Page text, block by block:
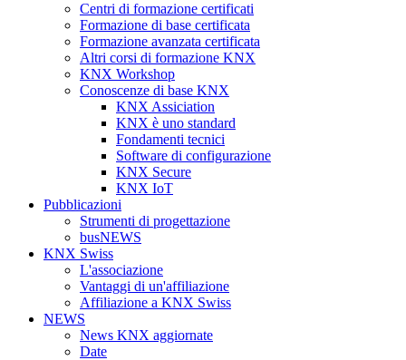
Centri di formazione certificati
Formazione di base certificata
Formazione avanzata certificata
Altri corsi di formazione KNX
KNX Workshop
Conoscenze di base KNX
KNX Assiciation
KNX è uno standard
Fondamenti tecnici
Software di configurazione
KNX Secure
KNX IoT
Pubblicazioni
Strumenti di progettazione
busNEWS
KNX Swiss
L'associazione
Vantaggi di un'affiliazione
Affiliazione a KNX Swiss
NEWS
News KNX aggiornate
Date